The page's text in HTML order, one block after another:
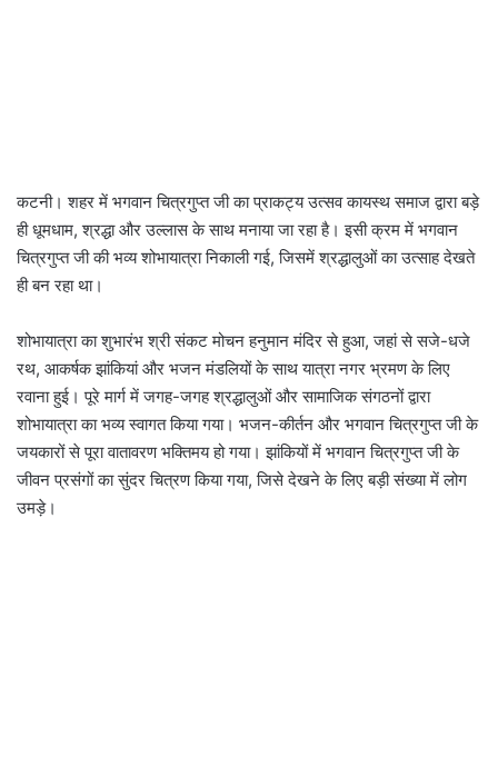
कटनी। शहर में भगवान चित्रगुप्त जी का प्राकट्य उत्सव कायस्थ समाज द्वारा बड़े
ही धूमधाम, श्रद्धा और उल्लास के साथ मनाया जा रहा है। इसी क्रम में भगवान
चित्रगुप्त जी की भव्य शोभायात्रा निकाली गई, जिसमें श्रद्धालुओं का उत्साह देखते
ही बन रहा था।
शोभायात्रा का शुभारंभ श्री संकट मोचन हनुमान मंदिर से हुआ, जहां से सजे-धजे
रथ, आकर्षक झांकियां और भजन मंडलियों के साथ यात्रा नगर भ्रमण के लिए
रवाना हुई। पूरे मार्ग में जगह-जगह श्रद्धालुओं और सामाजिक संगठनों द्वारा
शोभायात्रा का भव्य स्वागत किया गया। भजन-कीर्तन और भगवान चित्रगुप्त जी के
जयकारों से पूरा वातावरण भक्तिमय हो गया। झांकियों में भगवान चित्रगुप्त जी के
जीवन प्रसंगों का सुंदर चित्रण किया गया, जिसे देखने के लिए बड़ी संख्या में लोग
उमड़े।